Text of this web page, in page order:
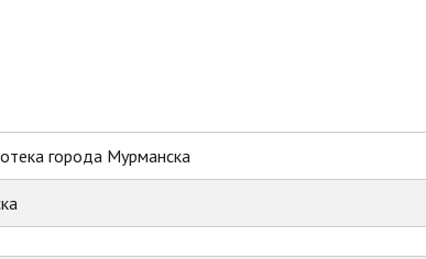
города Мурманска